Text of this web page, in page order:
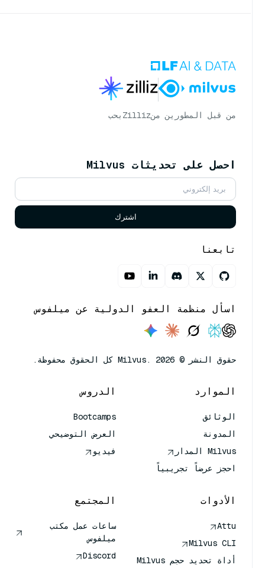
من قبل المطورين منZilliz بحب
احصل على تحديثات Milvus
اشترك
تابعنا
اسأل منظمة العفو الدولية عن ميلفوس
حقوق النشر © Milvus. 2026 كل الحقوق محفوظة.
الموارد
الوثائق
المدونة
Milvus المدار
احجز عرضاً تجريبياً
الدروس
Bootcamps
العرض التوضيحي
فيديو
الأدوات
Attu
Milvus CLI
أداة تحديد حجم Milvus
المجتمع
ساعات عمل مكتب
ميلفوس
Discord